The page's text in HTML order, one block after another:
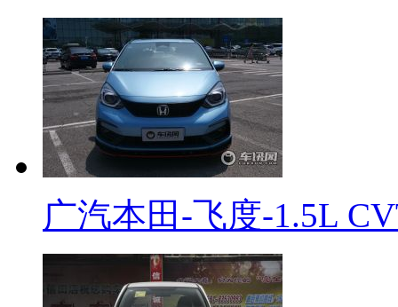
广汽本田-飞度-1.5L